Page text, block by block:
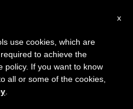
كاريتاس
x
use cookies, which are
to achieve the
policy. If you want to know
all or some of the cookies,